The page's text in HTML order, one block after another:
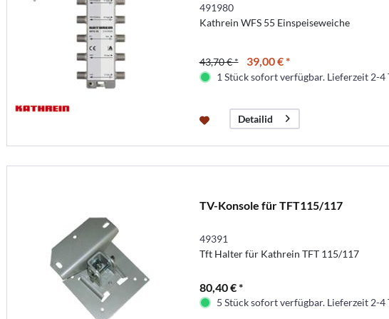
491980
Kathrein WFS 55 Einspeiseweiche
43,70 € * 39,00 € *
1 Stück sofort verfügbar. Lieferzeit 2-4
Detailid
TV-Konsole für TFT115/117
49391
Tft Halter für Kathrein TFT 115/117
80,40 € *
5 Stück sofort verfügbar. Lieferzeit 2-4